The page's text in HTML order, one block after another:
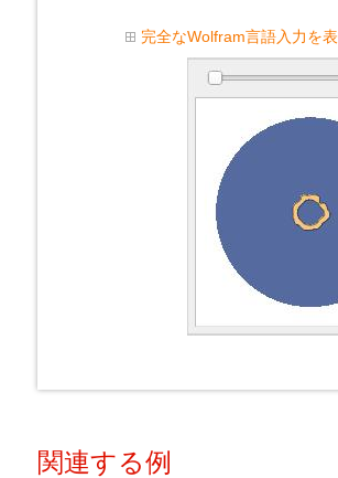
完全なWolfram言語入力を
関連する例